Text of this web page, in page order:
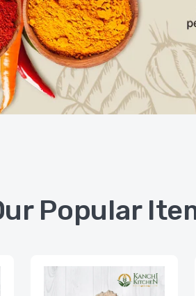
Popular